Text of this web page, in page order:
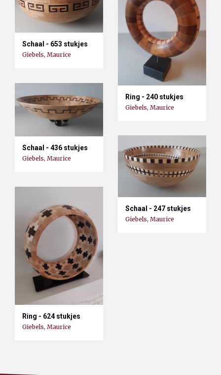
Schaal - 653 stukjes
Giebels, Maurice
Ring - 240 stukjes
Giebels, Maurice
Schaal - 436 stukjes
Giebels, Maurice
Schaal - 247 stukjes
Giebels, Maurice
Ring - 624 stukjes
Giebels, Maurice